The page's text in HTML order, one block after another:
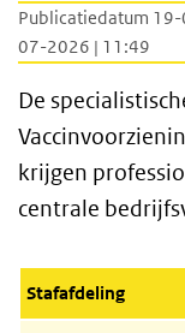
Publicatiedatum
07-2026 | 11:49
De
krijgen
centrale
Stafafdeling